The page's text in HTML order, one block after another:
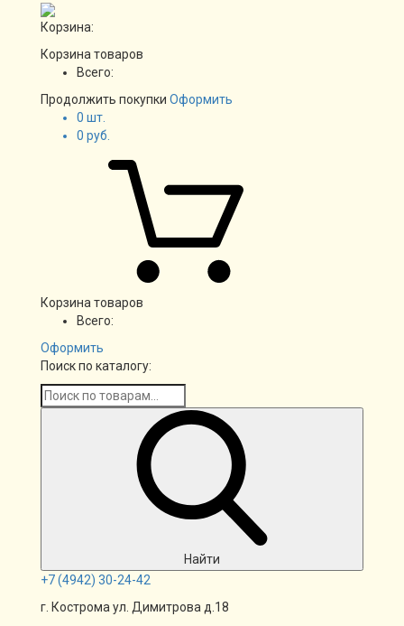
Корзина:
Корзина товаров
Всего:
Продолжить покупки Оформить
0 шт.
0 руб.
Корзина товаров
Всего:
Оформить
Поиск по каталогу:
Найти
+7(4942) 30-24-42
г. Кострома ул. Димитрова д.18